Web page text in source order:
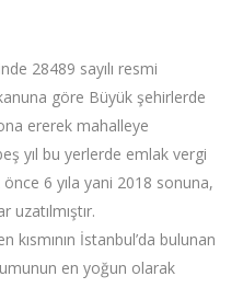
28489 sayılı resmi
göre Büyük şehirlerde
ererek mahalleye
yıl bu yerlerde emlak vergi
6 yıla yani 2018 sonuna,
uzatılmıştır.
İstanbul’da bulunan
en yoğun olarak